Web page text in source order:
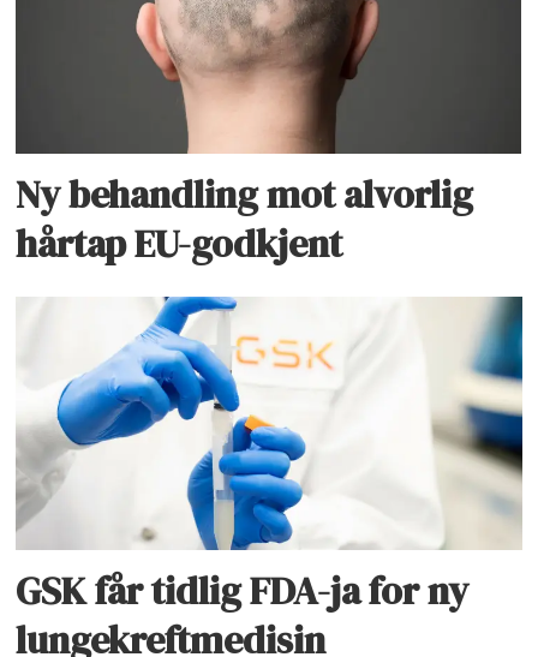
Ny behandling mot alvorlig
hårtap EU-godkjent
GSK får tidlig FDA-ja for ny
lungekreftmedisin